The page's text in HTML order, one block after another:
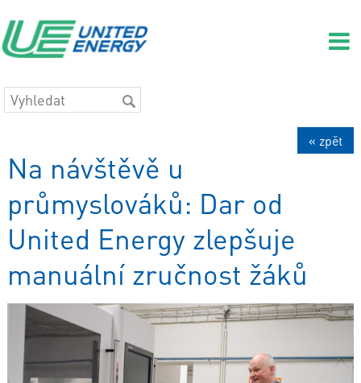
« zpět
Na návštěvě u
průmyslováků: Dar od
United Energy zlepšuje
manuální zručnost žáků